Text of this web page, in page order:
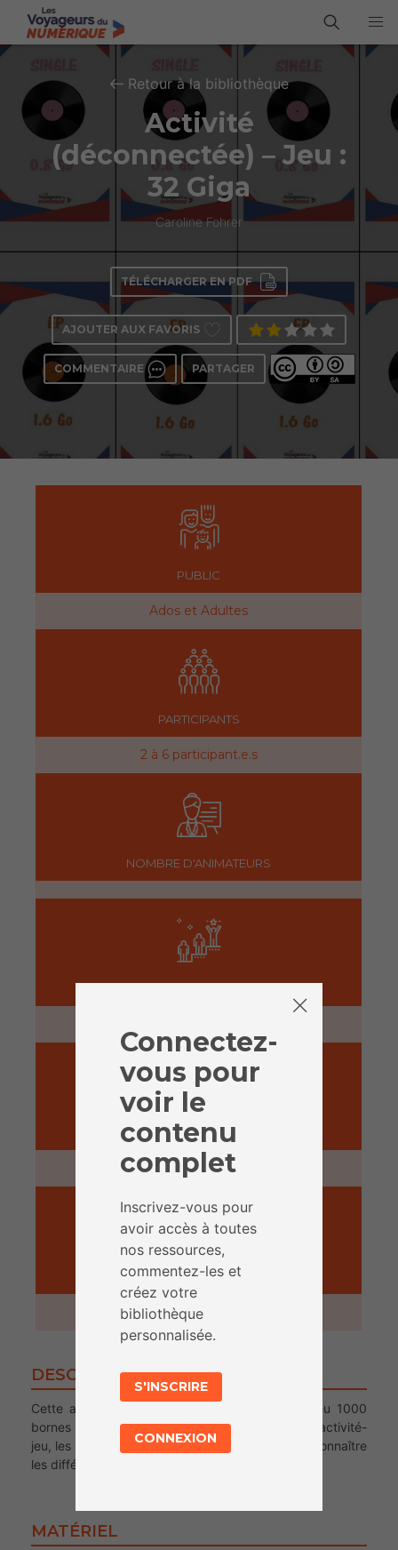
Retour à la bibliothèque
Activité
(déconnectée) – Jeu :
32 Giga
Caroline Fohrer
TÉLÉCHARGER EN PDF
AJOUTER AUX FAVORIS
COMMENTAIRE PARTAGER
PUBLIC
Ados et Adultes
PARTICIPANTS
2 à 6 participant.e.s
NOMBRE D'ANIMATEURS
PRÉPARATION
15 minutes
ACTIVITÉ
45 minutes
DESCRIPTION
Cette activité est en bref une adaptation du jeu 1000
bornes au monde numérique. A l’issue de cette activité-
jeu, les participants doivent être en capacité de connaître
les différents formats de publicités sur internet.
MATÉRIEL
Connectez-
vous pour
voir le
contenu
complet
Inscrivez-vous pour
avoir accès à toutes
nos ressources,
commentez-les et
créez votre
bibliothèque
personnalisée.
S'INSCRIRE
CONNEXION